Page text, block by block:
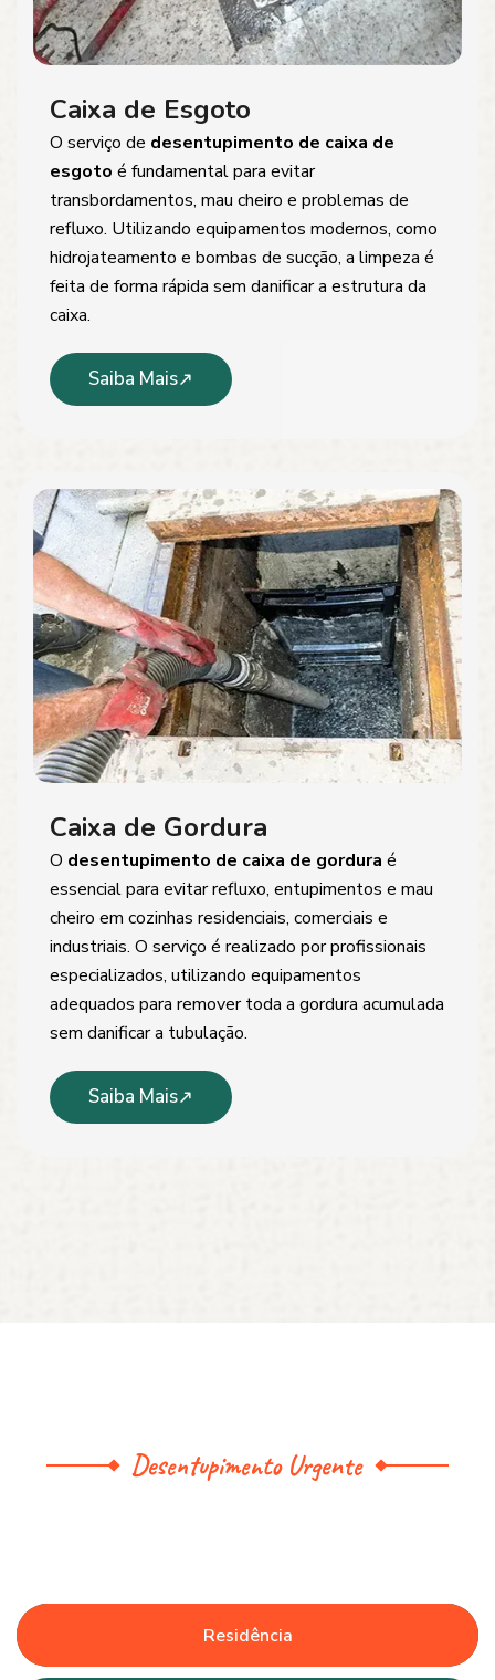
Caixa de Esgoto
O serviço de desentupimento de caixa de
esgoto é fundamental para evitar
transbordamentos, mau cheiro e problemas de
refluxo. Utilizando equipamentos modernos, como
hidrojateamento e bombas de sucção, a limpeza é
feita de forma rápida sem danificar a estrutura da
caixa.
Saiba Mais
Caixa de Gordura
O desentupimento de caixa de gordura é
essencial para evitar refluxo, entupimentos e mau
cheiro em cozinhas residenciais, comerciais e
industriais. O serviço é realizado por profissionais
especializados, utilizando equipamentos
adequados para remover toda a gordura acumulada
sem danificar a tubulação.
Saiba Mais
Desentupimento Urgente
Residência